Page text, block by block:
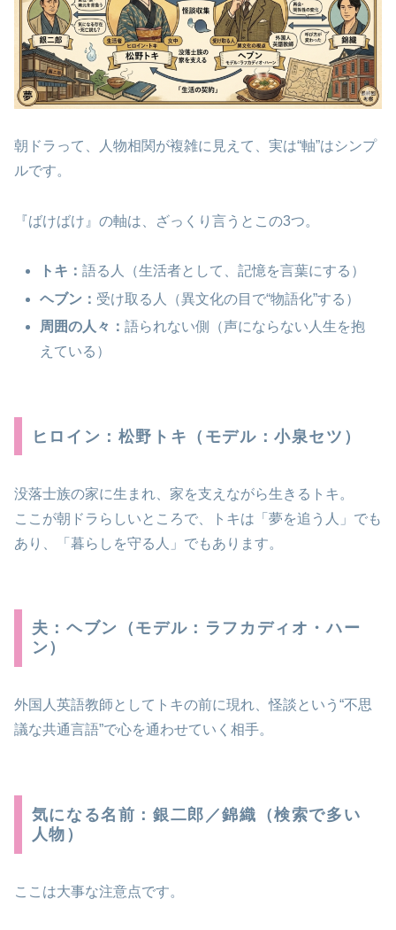
朝ドラって、人物相関が複雑に見えて、実は“軸”はシンプ
ルです。
『ばけばけ』の軸は、ざっくり言うとこの3つ。
トキ：語る人（生活者として、記憶を言葉にする）
ヘブン： 受け取る人（異文化の目で“物語化”する）
周囲の人々：語られない側（声にならない人生を抱
えている）
ヒロイン：松野トキ（モデル：小泉セツ）
没落士族の家に生まれ、家を支えながら生きるトキ。
ここが朝ドラらしいところで、トキは「夢を追う人」でも
あり、「暮らしを守る人」でもあります。
夫：ヘブン（モデル：ラフカディオ・ハー
ン）
外国人英語教師としてトキの前に現れ、怪談という“不思
議な共通言語”で心を通わせていく相手。
気になる名前：銀二郎／錦織（検索で多い
人物）
ここは大事な注意点です。